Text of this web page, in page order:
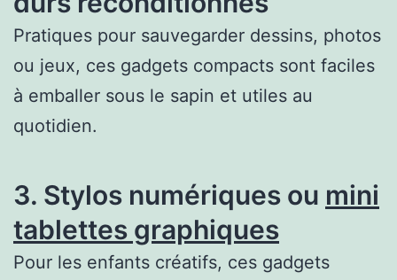
Pratiques pour sauvegarder dessins, photos
ou jeux, ces gadgets compacts sont faciles
à emballer sous le sapin et utiles au
quotidien.
3. Stylos numériques ou mini
tablettes graphiques
Pour les enfants créatifs, ces gadgets